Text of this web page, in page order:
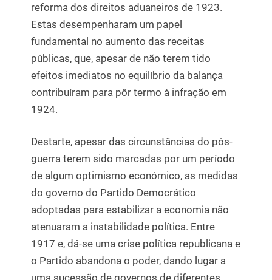
reforma dos direitos aduaneiros de 1923.
Estas desempenharam um papel
fundamental no aumento das receitas
públicas, que, apesar de não terem tido
efeitos imediatos no equilíbrio da balança
contribuíram para pôr termo à infração em
1924.
Destarte, apesar das circunstâncias do pós-
guerra terem sido marcadas por um período
de algum optimismo económico, as medidas
do governo do Partido Democrático
adoptadas para estabilizar a economia não
atenuaram a instabilidade política. Entre
1917 e, dá-se uma crise política republicana e
o Partido abandona o poder, dando lugar a